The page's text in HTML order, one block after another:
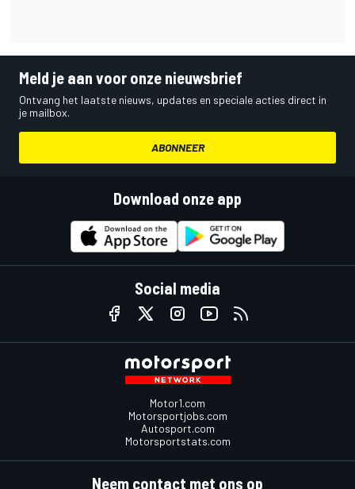
Meld je aan voor onze nieuwsbrief
Ontvang het laatste nieuws, updates en speciale acties direct in
je mailbox.
ABONNEER
Download onze app
Social media
Motor1.com
Motorsportjobs.com
Autosport.com
Motorsportstats.com
Neem contact met ons op